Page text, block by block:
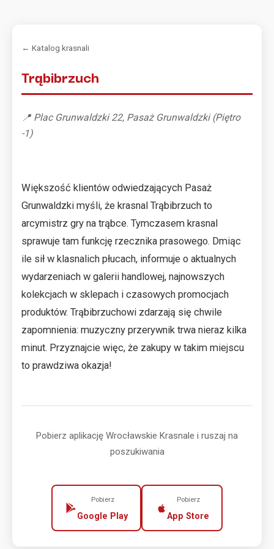
← Katalog krasnali
Trąbibrzuch
📍 Plac Grunwaldzki 22, Pasaż Grunwaldzki (Piętro
-1)
Większość klientów odwiedzających Pasaż
Grunwaldzki myśli, że krasnal Trąbibrzuch to
arcymistrz gry na trąbce. Tymczasem krasnal
sprawuje tam funkcję rzecznika prasowego. Dmiąc
ile sił w klasnalich płucach, informuje o aktualnych
wydarzeniach w galerii handlowej, najnowszych
kolekcjach w sklepach i czasowych promocjach
produktów. Trąbibrzuchowi zdarzają się chwile
zapomnienia: muzyczny przerywnik trwa nieraz kilka
minut. Przyznajcie więc, że zakupy w takim miejscu
to prawdziwa okazja!
Pobierz aplikację Wrocławskie Krasnale i ruszaj na
poszukiwania
Pobierz
Google Play
Pobierz
App Store